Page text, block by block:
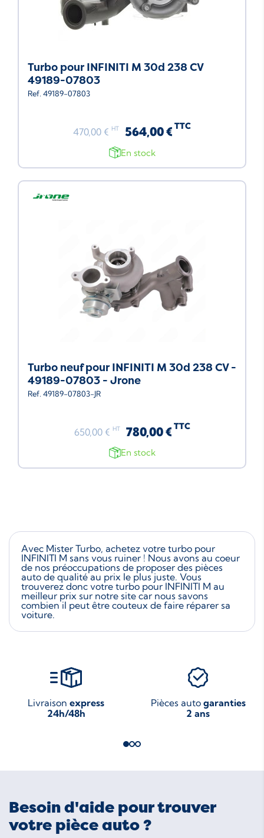
Turbo pour INFINITI M 30d 238 CV
49189-07803
Ref. 49189-07803
470,00 € HT 564,00 € TTC
En stock
Neuf
Turbo neuf pour INFINITI M 30d 238 CV -
49189-07803 - Jrone
Ref. 49189-07803-JR
650,00 € HT 780,00 € TTC
En stock
Avec Mister Turbo, achetez votre turbo pour
INFINITI M sans vous ruiner ! Nous avons au coeur
de nos préoccupations de proposer des pièces
auto de qualité au prix le plus juste. Vous
trouverez donc votre turbo pour INFINITI M au
meilleur prix sur notre site car nous savons
combien il peut être couteux de faire réparer sa
voiture.
Livraison express
24h/48h
Pièces auto garanties
2 ans
Besoin d'aide pour trouver
votre pièce auto ?